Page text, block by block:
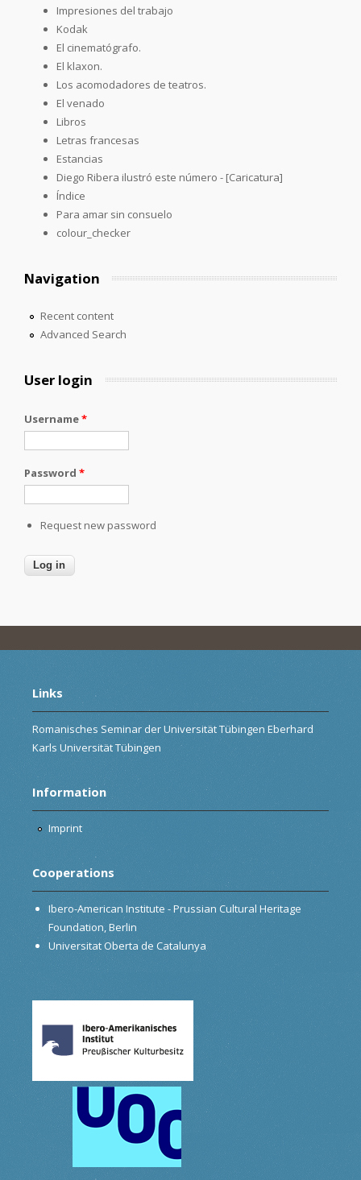
Impresiones del trabajo
Kodak
El cinematógrafo.
El klaxon.
Los acomodadores de teatros.
El venado
Libros
Letras francesas
Estancias
Diego Ribera ilustró este número - [Caricatura]
Índice
Para amar sin consuelo
colour_checker
Navigation
Recent content
Advanced Search
User login
Username*
Password *
Request new password
Links
Romanisches Seminar der Universität Tübingen Eberhard
Karls Universität Tübingen
Information
Imprint
Cooperations
Ibero-American Institute - Prussian Cultural Heritage
Foundation, Berlin
Universitat Oberta de Catalunya